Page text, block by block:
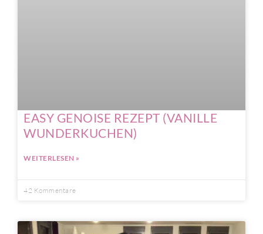
EASY GENOISE REZEPT (VANILLE
WUNDERKUCHEN)
WEITERLESEN »
42 Kommentare